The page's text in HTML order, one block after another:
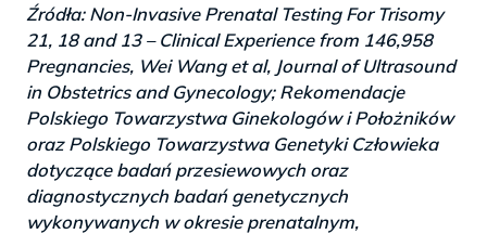
Źródła: Non-Invasive Prenatal Testing For Trisomy
21, 18 and 13 – Clinical Experience from 146,958
Pregnancies, Wei Wang et al, Journal of Ultrasound
in Obstetrics and Gynecology; Rekomendacje
Polskiego Towarzystwa Ginekologów i Położników
oraz Polskiego Towarzystwa Genetyki Człowieka
dotyczące badań przesiewowych oraz
diagnostycznych badań genetycznych
wykonywanych w okresie prenatalnym,